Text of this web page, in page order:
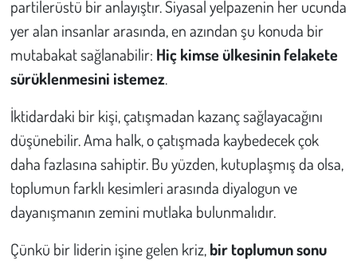
partilerüstü bir anlayıştır. Siyasal yelpazenin her ucunda
yer alan insanlar arasında, en azından şu konuda bir
mutabakat sağlanabilir: Hiç kimse ülkesinin felakete
sürüklenmesini istemez.
İktidardaki bir kişi, çatışmadan kazanç sağlayacağını
düşünebilir. Ama halk, o çatışmada kaybedecek çok
daha fazlasına sahiptir. Bu yüzden, kutuplaşmış da olsa,
toplumun farklı kesimleri arasında diyalogun ve
dayanışmanın zemini mutlaka bulunmalıdır.
Çünkü bir liderin işine gelen kriz,bir toplumun sonu